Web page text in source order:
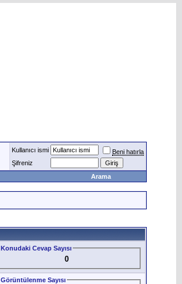
Kullanıcı ismi
Beni hatırla
Şifreniz
Arama
Konudaki Cevap Sayısı
0
Görüntülenme Sayısı